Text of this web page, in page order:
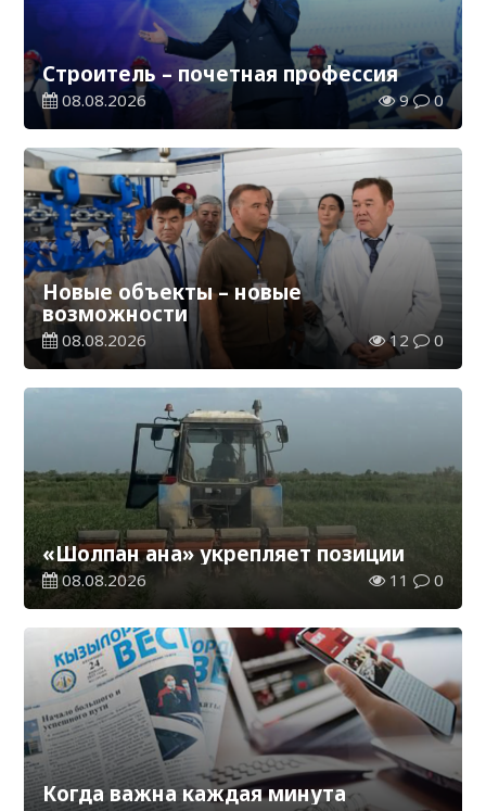
Строитель – почетная профессия
08.08.2026 9 0
Новые объекты – новые
возможности
08.08.2026 12 0
«Шолпан ана» укрепляет позиции
08.08.2026 11 0
Когда важна каждая минута